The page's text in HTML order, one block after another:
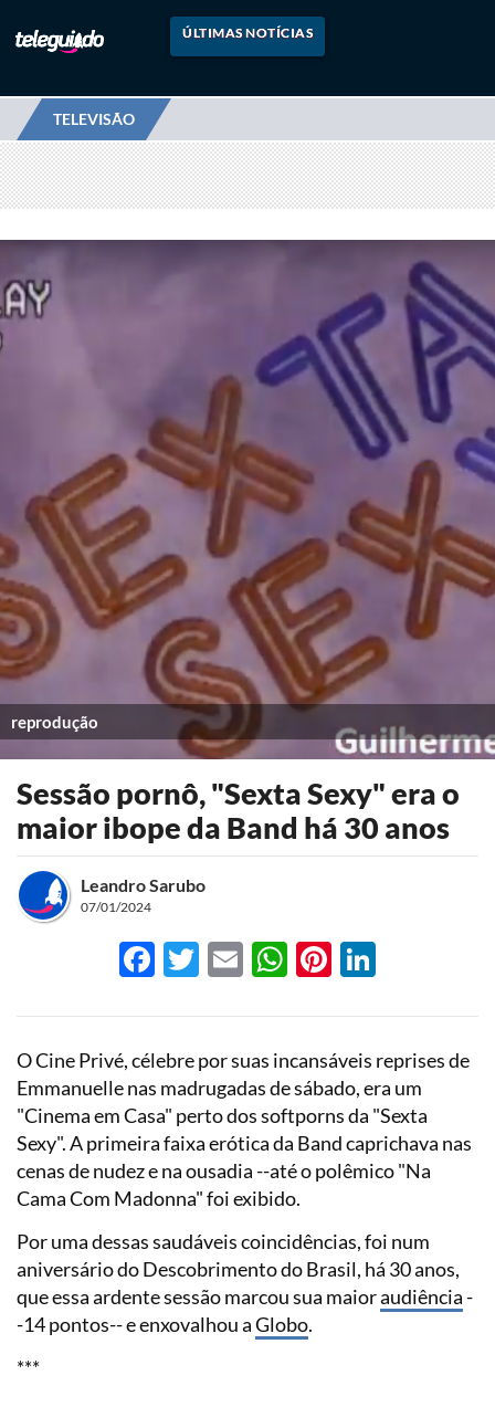
ÚLTIMAS NOTÍCIAS
TELEVISÃO
reprodução
Sessão pornô, "Sexta Sexy" era o
maior ibope da Band há 30 anos
Leandro Sarubo
07/01/2024
Facebook
Twitter
EmailWhatsApp
Pinterest
O Cine Privé, célebre por suas incansáveis reprises de
Emmanuelle nas madrugadas de sábado, era um
"Cinema em Casa" perto dos softporns da "Sexta
Sexy". A primeira faixa erótica da Band caprichava nas
cenas de nudez e na ousadia --até o polêmico "Na
Cama Com Madonna" foi exibido.
Por uma dessas saudáveis coincidências, foi num
aniversário do Descobrimento do Brasil, há 30 anos,
que essa ardente sessão marcou sua maioraudiência -
-14 pontos-- e enxovalhou aGlobo.
***